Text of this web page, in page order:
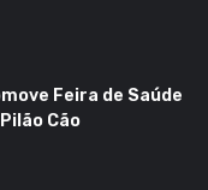
Feira de Saúde
Cão